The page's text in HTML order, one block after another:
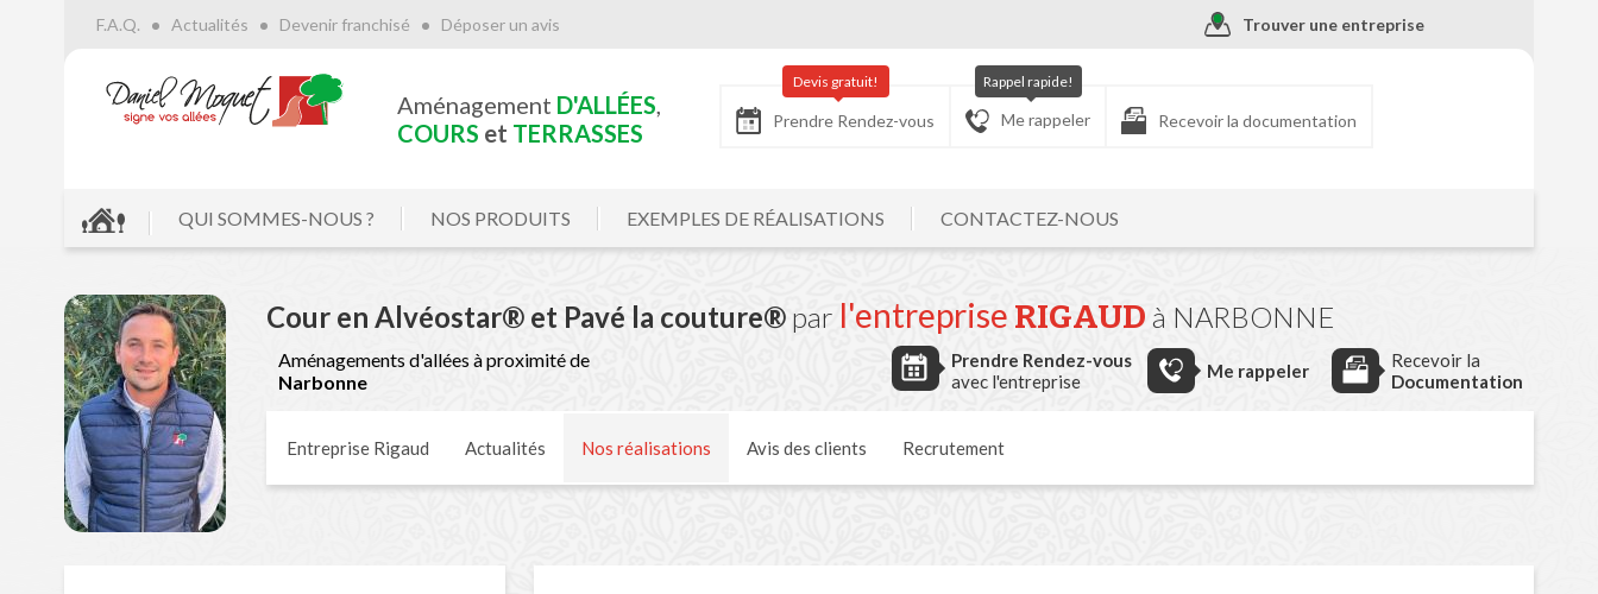
Trouver une entreprise
F.A.Q. Actualités Devenir franchisé Déposer un avis
Aménagement D'ALLÉES,
COURS et TERRASSES Prendre Rendez-vous
Devis gratuit!
Me rappeler
Rappel rapide!
Recevoir la documentation
QUI SOMMES-NOUS ? NOS PRODUITS EXEMPLES DE RÉALISATIONS CONTACTEZ-NOUS
Cour en Alvéostar® et Pavé la couture®par l'entreprise RIGAUD à NARBONNE
Aménagements d'allées à proximité de
Narbonne
Prendre Rendez-vous
avec l'entreprise
Me rappeler
Recevoir la
Documentation
Entreprise Rigaud Actualités Nos réalisations Avis des clients Recrutement